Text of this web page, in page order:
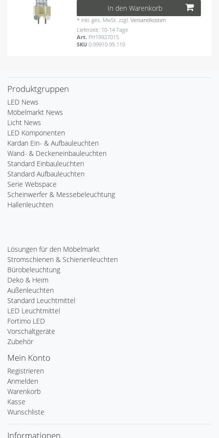
In den Warenkorb
* inkl. ges. MwSt. zzgl.Versandkosten
Lieferzeit: 10-14 Tage
Art. PH19927015
SKU0.99910.95.110
Produktgruppen
LED News
Möbelmarkt News
Licht News
LED Komponenten
Kardan Ein- & Aufbauleuchten
Wand- & Deckeneinbauleuchten
Standard Einbauleuchten
Standard Aufbauleuchten
Serie Webspace
Scheinwerfer & Messebeleuchtung
Hallenleuchten
Lösungen für den Möbelmarkt
Stromschienen & Schienenleuchten
Bürobeleuchtung
Deko & Heim
Außenleuchten
Standard Leuchtmittel
LED Leuchtmittel
Fortimo LED
Vorschaltgeräte
Zubehör
Mein Konto
Registrieren
Anmelden
Warenkorb
Kasse
Wunschliste
Informationen